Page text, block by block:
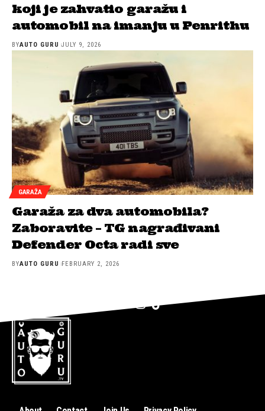
koji je zahvatio garažu i
automobil na imanju u Penrithu
BYAUTO GURU JULY 9, 2026
GARAŽA
Garaža za dva automobila?
Zaboravite – TG nagrađivani
Defender Octa radi sve
BYAUTO GURU FEBRUARY 2, 2026